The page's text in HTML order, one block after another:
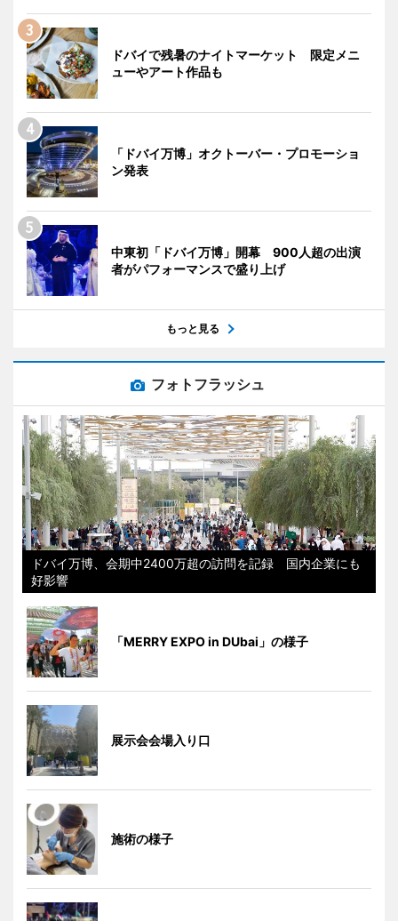
ドバイで残暑のナイトマーケット 限定メニ
ューやアート作品も
「ドバイ万博」オクトーバー・プロモーショ
ン発表
中東初「ドバイ万博」開幕 900人超の出演
者がパフォーマンスで盛り上げ
もっと見る
フォトフラッシュ
ドバイ万博、会期中2400万超の訪問を記録 国内企業にも
好影響
「MERRY EXPO in DUbai」の様子
展示会会場入り口
施術の様子